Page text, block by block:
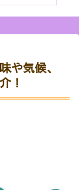
や気候、
！